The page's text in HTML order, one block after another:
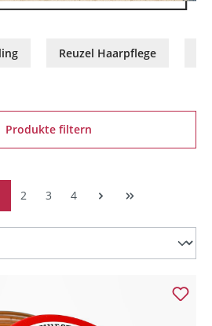
Reuzel Haarpflege
Produkte filtern
2 3 4